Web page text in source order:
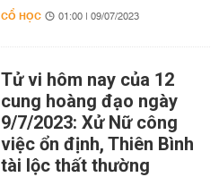
CỔ HỌC 01:00 | 09/07/2023
Tử vi hôm nay của 12
cung hoàng đạo ngày
9/7/2023: Xử Nữ công
việc ổn định, Thiên Bình
tài lộc thất thường